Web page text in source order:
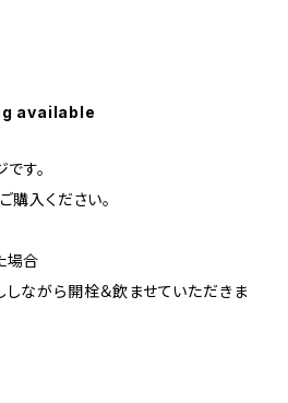
available
す。
購入ください。
場合
ながら開栓＆飲ませていただきま